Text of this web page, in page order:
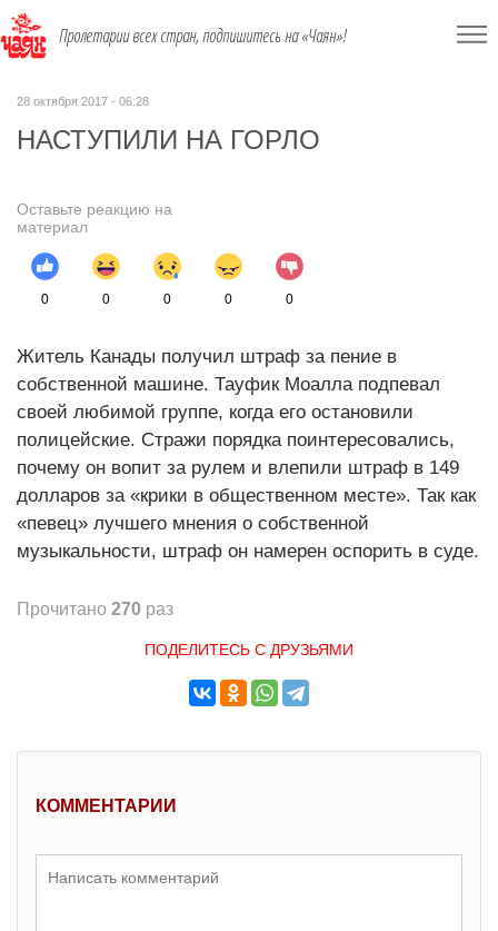
Пролетарии всех стран, подпишитесь на «Чаян»!
28 октября 2017 - 06:28
НАСТУПИЛИ НА ГОРЛО
Оставьте реакцию на
материал
0 0 0 0 0
Житель Канады получил штраф за пение в
собственной машине. Тауфик Моалла подпевал
своей любимой группе, когда его остановили
полицейские. Стражи порядка поинтересовались,
почему он вопит за рулем и влепили штраф в 149
долларов за «крики в общественном месте». Так как
«певец» лучшего мнения о собственной
музыкальности, штраф он намерен оспорить в суде.
Прочитано 270 раз
ПОДЕЛИТЕСЬ С ДРУЗЬЯМИ
КОММЕНТАРИИ